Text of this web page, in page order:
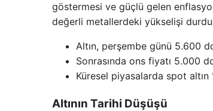
göstermesi ve güçlü gelen
değerli metallerdeki yükselişi
Altın, perşembe günü 5.600
Sonrasında ons fiyatı 5.000
Küresel piyasalarda spot
Altının Tarihi Düşüşü